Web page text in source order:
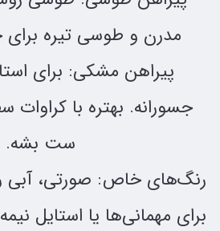
مدرن و طوسی تیره
پیراهن مشکی: برای
جسورانه. بهتره با کراوات
ست بشه.
رنگ‌های خاص: صورتی، آبی
برای مهمانی‌ها یا استایل